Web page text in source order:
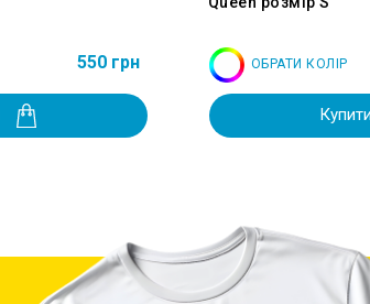
550 грн ОБРАТИ КОЛІР
Купити